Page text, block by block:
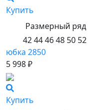
Купить
Размерный ряд
42 44 46 48 50 52
юбка 2850
5 998 ₽
Купить